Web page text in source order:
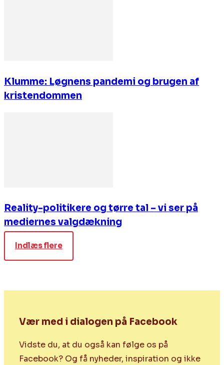
Klumme: Løgnens pandemi og brugen af
kristendommen
Reality-politikere og tørre tal – vi ser på
mediernes valgdækning
Indlæs flere
Vær med i dialogen på Facebook
Vidste du, at du også kan følge os på
Facebook? Og få nyheder, inspiration og ikke